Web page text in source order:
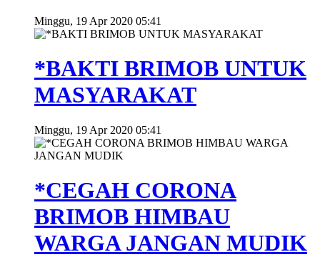
Minggu, 19 Apr 2020 05:41
*BAKTI BRIMOB UNTUK
MASYARAKAT
Minggu, 19 Apr 2020 05:41
*CEGAH CORONA
BRIMOB HIMBAU
WARGA JANGAN MUDIK